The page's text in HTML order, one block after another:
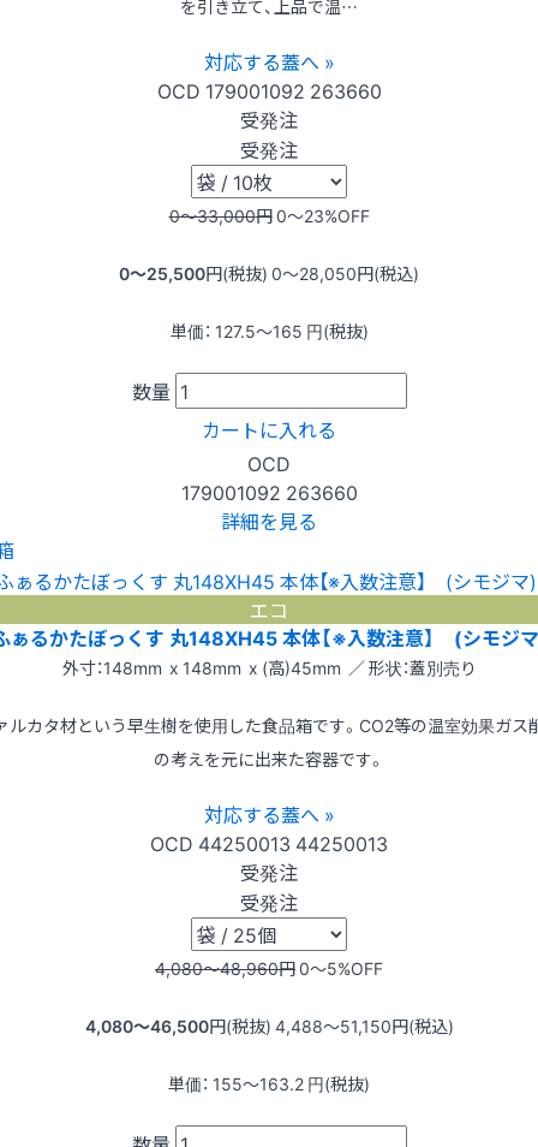
を引き立て、上品で温…
対応する蓋へ »
OCD 179001092 263660
受発注
受発注
0〜33,000円0〜23%OFF
0〜25,500円(税抜) 0〜28,050円(税込)
単価： 127.5〜165 円(税抜)
数量
カートに入れる
OCD
179001092 263660
詳細を見る
エコ
ぁるかたぼっくす 丸148XH45 本体【※入数注意】 (シモジ
外寸：148mm x 148mm x (高)45mm ／ 形状：蓋別売り
ルカタ材という早生樹を使用した食品箱です。CO2等の温室効果ガス
の考えを元に出来た容器です。
対応する蓋へ »
OCD 44250013 44250013
受発注
受発注
4,080〜48,960円0〜5%OFF
4,080〜46,500円(税抜) 4,488〜51,150円(税込)
単価： 155〜163.2 円(税抜)